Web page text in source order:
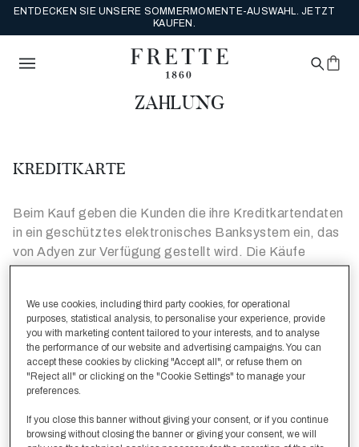
ENTDECKEN SIE UNSERE SOMMERMOMENTE-AUSWAHL. JETZT
KAUFEN.
ZAHLUNG
KREDITKARTE
Beim Kauf geben die Kunden die ihre Kreditkartendaten
in ein geschütztes elektronisches Banksystem ein, das
von Adyen zur Verfügung gestellt wird. Die Käufe
können durch Visa, MasterCard, American Express,
Schutz für die E-Commerce Käufe zu garantieren,
empfiehlt FRETTE seinen Kunden die Nutzung der
Serviceleistungen Verified By Visa oder MasterCard
Securecode, die einen PIN Sicherheitscode fordern,
mit dem sie ihre Einkäufe ganz sicher tätigen können.
oder www.mastercard.com.
We use cookies, including third party cookies, for operational
purposes, statistical analysis, to personalise your experience, provide
you with marketing content tailored to your interests, and to analyse
the performance of our website and advertising campaigns. You can
accept these cookies by clicking "Accept all", or refuse them on
"Reject all" or clicking on the "Cookie Settings" to manage your
preferences.
If you close this banner without giving your consent, or if you continue
browsing without closing the banner or giving your consent, we will